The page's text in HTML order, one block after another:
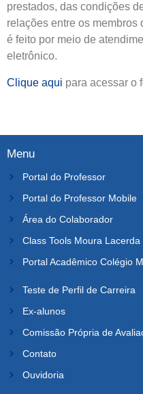
prestados, das condições
relações entre os membros
é feito por meio de
eletrônico.
Clique aqui para acessar o
Menu
Portal do Professor
Portal do Professor Mobile
Área do Colaborador
Class Tools Moura Lacerda
Portal Acadêmico Colégio
Teste de Perfil de Carreira
Ex-alunos
Comissão Própria de
Contato
Ouvidoria